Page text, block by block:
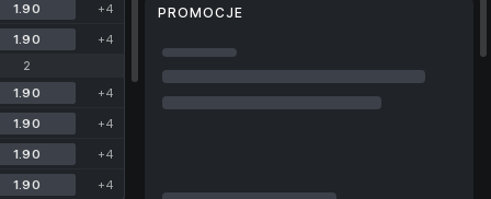
1.90
+4
1.90 +4
2
1.90
+4
1.90
+4
1.90
+4
1.90 +4
PROMOCJE